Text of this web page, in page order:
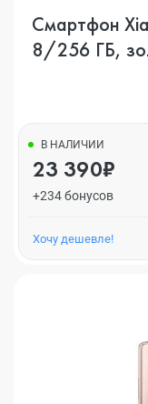
Смартфон
8/256 ГБ,
В НАЛИЧИИ
23 390₽
+234 бонусов
Хочу дешевле!